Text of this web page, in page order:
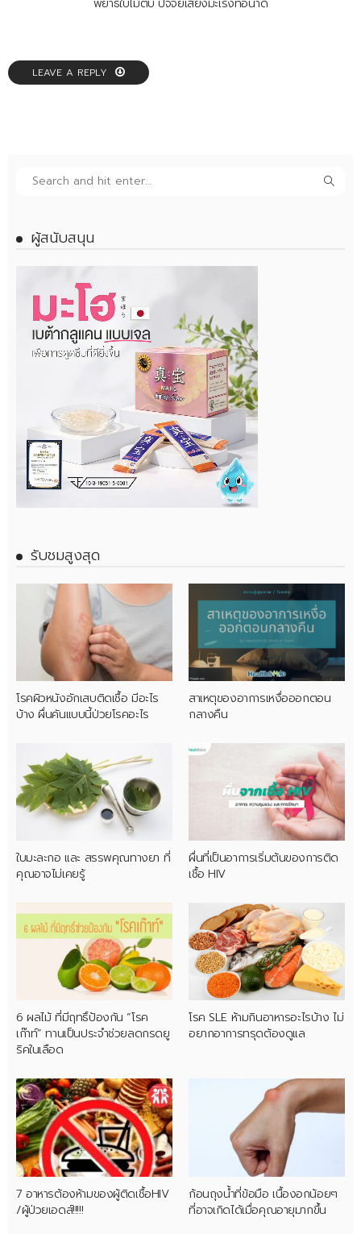
LEAVE A REPLY
ผู้สนับสนุน
รับชมสูงสุด
โรคผิวหนังอักเสบติดเชื้อ มีอะไร
บ้าง ผื่นคันแบบนี้ป่วยโรคอะไร
สาเหตุของอาการเหงื่อออกตอน
กลางคืน
ใบมะละกอ และ สรรพคุณทางยา ที่
คุณอาจไม่เคยรู้
ผื่นที่เป็นอาการเริ่มต้นของการติด
เชื้อ HIV
6 ผลไม้ ที่มีฤทธิ์ป้องกัน “โรค
เก๊าท์” ทานเป็นประจำช่วยลดกรดยู
ริคในเลือด
โรค SLE ห้ามกินอาหารอะไรบ้าง ไม่
อยากอาการทรุดต้องดูแล
7 อาหารต้องห้ามของผู้ติดเชื้อHIV
/ผู้ป่วยเอดส์!!!!!
ก้อนถุงน้ำที่ข้อมือ เนื้องอกน้อยๆ
ที่อาจเกิดได้เมื่อคุณอายุมากขึ้น